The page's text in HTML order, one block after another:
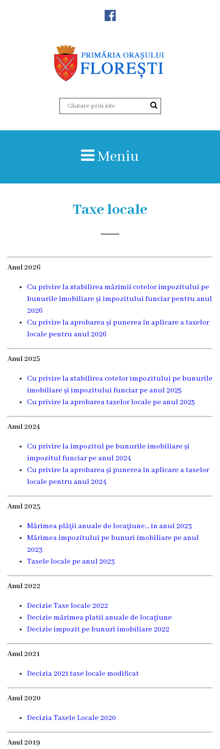
Primăria
Structura,
Organigrama
limită
Primăriei
Dispoziţiile
primarului
Rapoartele
primarului
Proiecte
investiționale
Proiecte
în
derulare
Proiecte
prioritare
spre
finanțare
Proiecte
finalizate
Instituții
subordonate
Funcţii
vacante
Consiliul
Secretar
Meniu
Taxe locale
Anul 2026
Cu privire la stabilirea mărimii cotelor impozitului pe
bunurile imobiliare și impozitului funciar pentru anul
2026
Cu privire la aprobarea și punerea în aplicare a taxelor
locale pentru anul 2026
Anul 2025
Cu privire la stabilirea cotelor impozitului pe bunurile
imobiliare și impozitului funciar pe anul 2025
Cu privire la aprobarea taxelor locale pe anul 2025
Anul 2024
Cu privire la impozitul pe bunurile imobiliare și
impozitul funciar pe anul 2024
Cu privire la aprobarea și punerea în aplicare a taxelor
locale pentru anul 2024
Anul 2023
Mărimea plăţii anuale de locaţiune… in anul 2023
Mărimea impozitului pe bunuri imobiliare pe anul
2023
Taxele locale pe anul 2023
Anul 2022
Decizie Taxe locale 2022
Decizie mărimea platii anuale de locaţiune
Decizie impozit pe bunuri imobiliare 2022
Anul 2021
Decizia 2021 taxe locale modificat
Anul 2020
Decizia Taxele Locale 2020
Anul 2019